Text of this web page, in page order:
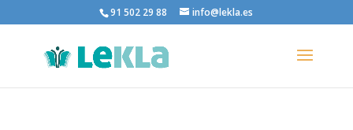
91 502 29 88 info@lekla.es